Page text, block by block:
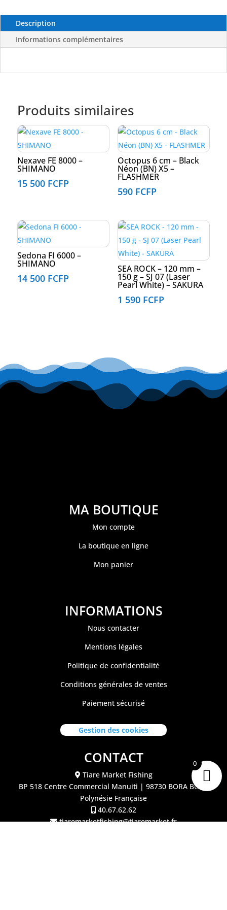
Description
Informations complémentaires
Produits similaires
Nexave FE 8000 –
SHIMANO
15 500 FCFP
Octopus 6 cm – Black
Néon (BN) X5 –
FLASHMER
590 FCFP
Sedona FI 6000 –
SHIMANO
14 500 FCFP
SEA ROCK – 120 mm –
150 g – SJ 07 (Laser
Pearl White) – SAKURA
1 590 FCFP
MA BOUTIQUE
Mon compte
La boutique en ligne
Mon panier
INFORMATIONS
Nous contacter
Mentions légales
Politique de confidentialité
Conditions générales de ventes
Paiement sécurisé
Gestion des cookies
CONTACT
Tiare Market Fishing
BP 518 Centre Commercial Manuiti | 98730 BORA BORA
Polynésie Française
40.67.62.62
tiaremarketfishing@tiaremarket.fr
0